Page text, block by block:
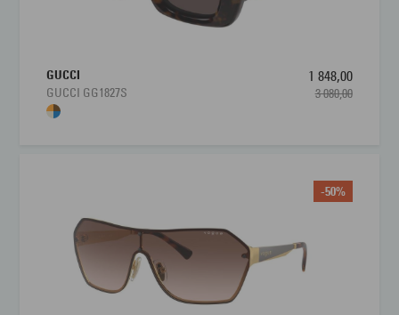
GUCCI
GUCCI GG1827S
1 848,00
3 080,00
-50%